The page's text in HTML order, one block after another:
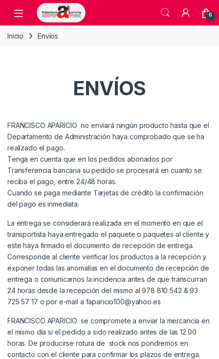
Skip to navigation
Skip to content
Open 0
Inicio Envíos
ENVÍOS
FRANCISCO APARICIO no enviará ningún producto hasta que el
Departamento de Administración haya comprobado que se ha
realizado el pago.
Tenga en cuenta que en los pedidos abonados por
Transferencia bancaria su pedido se procesará en cuanto se
reciba el pago, entre 24/48 horas.
Cuando se paga mediante Tarjetas de crédito la confirmación
del pago es inmediata.
La entrega se considerará realizada en el momento en que el
transportista haya entregado el paquete o paquetes al cliente y
este haya firmado el documento de recepción de entrega.
Corresponde al cliente verificar los productos a la recepción y
exponer todas las anomalías en el documento de recepción de
entrega o comunicarnos la incidencia antes de que transcurran
24 horas desde la recepción del mismo al 978 810 542 & 93
725 57 17 o por e-mail a faparicio100@yahoo.es
FRANCISCO APARICIO se compromete a enviar la mercancía en
el mismo día si el pedido a sido realizado antes de las 12.00
horas. De producirse rotura de stock nos pondremos en
contacto con el cliente para confirmar los plazos de entrega.